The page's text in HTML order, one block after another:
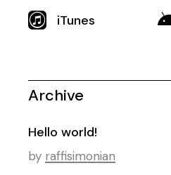
iTunes
Archive
Hello world!
by raffisimonian